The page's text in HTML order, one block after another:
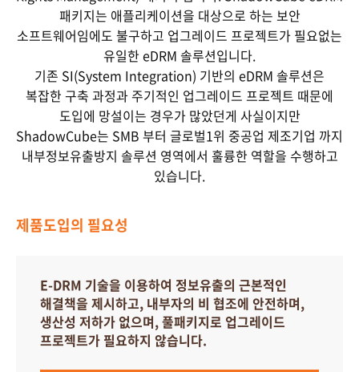
패키지는 애플리케이션을 대상으로 하는 보안
소프트웨어임에도 불구하고 업그레이드 프로젝트가 필요없는
유일한 eDRM 솔루션입니다.
기존 SI(System Integration) 기반의 eDRM 솔루션은
복잡한 구축 과정과 주기적인 업그레이드 프로젝트 때문에
도입에 망설이는 경우가 많았던게 사실이지만
ShadowCube는 SMB 부터 글로벌1위 중공업 제조기업 까지
내부정보유출방지 솔루션 영역에서 훌륭한 역할을 수행하고
있습니다.
제품도입의 필요성
E-DRM 기술을 이용하여 정보유출의 근본적인
해결책을 제시하고, 내부자의 비 협조에 안전하며,
생산성 저하가 없으며,풀패키지로 업그레이드
프로젝트가 필요하지 않습니다.